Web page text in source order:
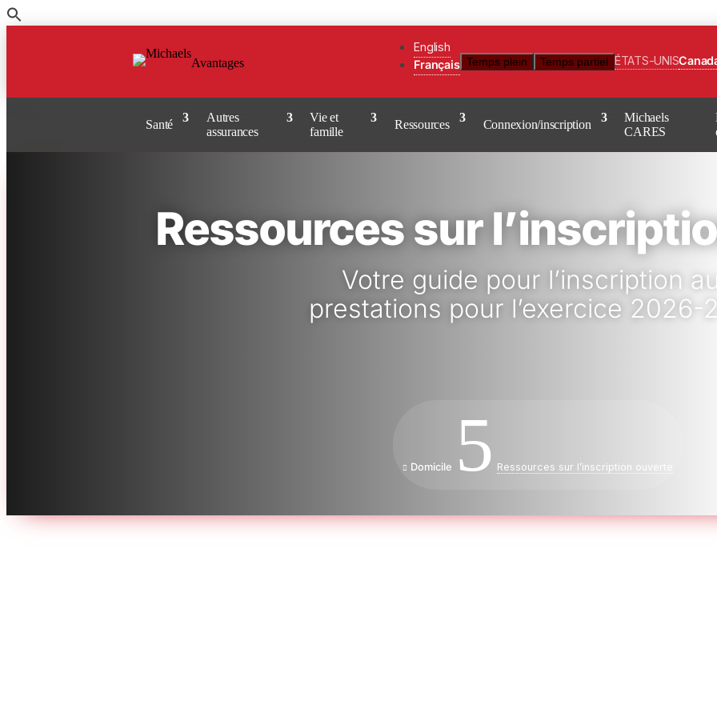
Avantages
English
Français Temps plein Temps partiel ÉTATS-UNIS
Santé
Autres
assurances
Vie et
famille
Ressources Connexion/inscription
Michaels
CARES
Ressources sur
Votre guide pour l’inscription
prestations pour l’exercice 2026-
 Domicile 5 Ressources sur l’inscription ouverte